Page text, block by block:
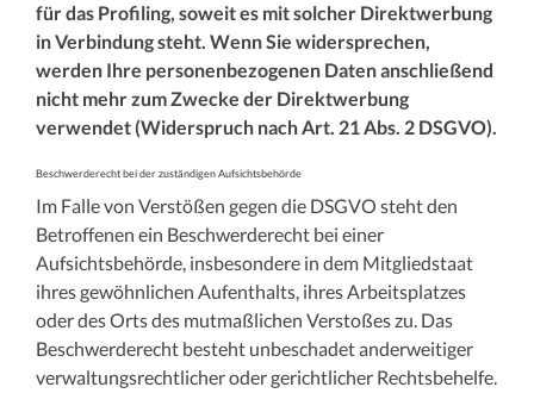
für das Profiling, soweit es mit solcher Direktwerbung
in Verbindung steht. Wenn Sie widersprechen,
werden Ihre personenbezogenen Daten anschließend
nicht mehr zum Zwecke der Direktwerbung
verwendet (Widerspruch nach Art. 21 Abs. 2 DSGVO).
Beschwerderecht bei der zuständigen Aufsichtsbehörde
Im Falle von Verstößen gegen die DSGVO steht den
Betroffenen ein Beschwerderecht bei einer
Aufsichtsbehörde, insbesondere in dem Mitgliedstaat
ihres gewöhnlichen Aufenthalts, ihres Arbeitsplatzes
oder des Orts des mutmaßlichen Verstoßes zu. Das
Beschwerderecht besteht unbeschadet anderweitiger
verwaltungsrechtlicher oder gerichtlicher Rechtsbehelfe.